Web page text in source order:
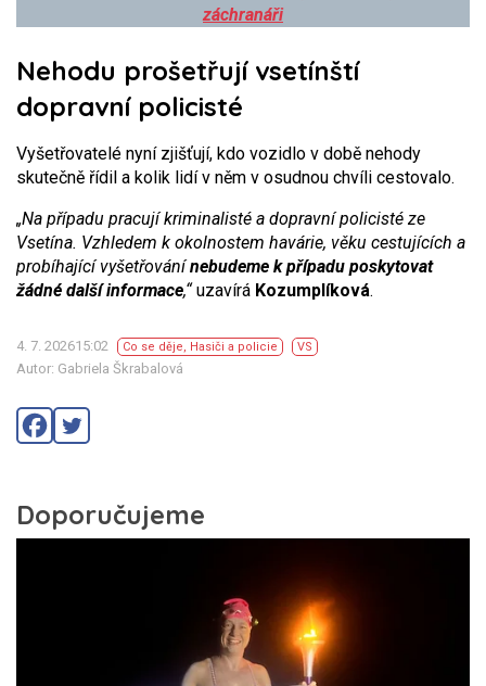
záchranáři
Nehodu prošetřují vsetínští
dopravní policisté
Vyšetřovatelé nyní zjišťují, kdo vozidlo v době nehody
skutečně řídil a kolik lidí v něm v osudnou chvíli cestovalo.
„Na případu pracují kriminalisté a dopravní policisté ze
Vsetína. Vzhledem k okolnostem havárie, věku cestujících a
probíhající vyšetřovánínebudeme k případu poskytovat
žádné další informace,“uzavírá Kozumplíková.
4. 7. 202615:02 Co se děje, Hasiči a policie VS
Autor: Gabriela Škrabalová